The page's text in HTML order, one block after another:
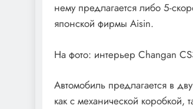
нему предлагается либо 5-
японской фирмы Aisin.
На фото: интерьер Changan
Автомобиль предлагается в
как с механической коробкой,